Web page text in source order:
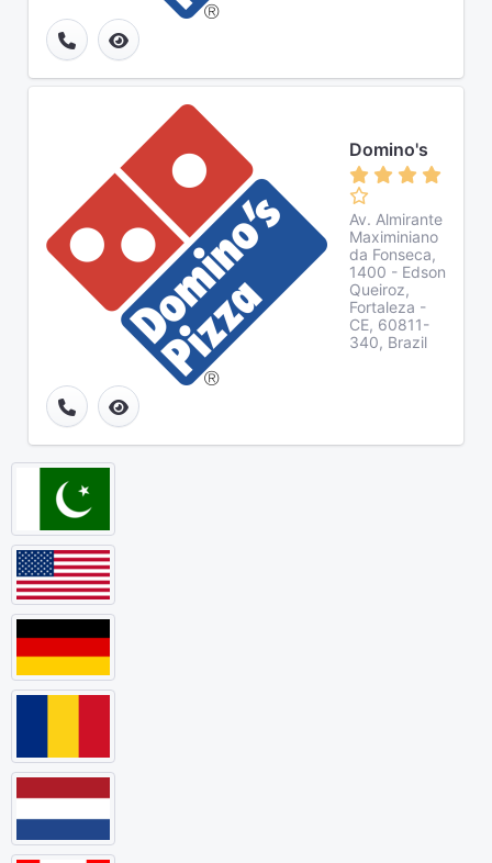
Domino's
Av. Almirante
Maximiniano
da Fonseca,
1400 - Edson
Queiroz,
Fortaleza -
CE, 60811-
340, Brazil